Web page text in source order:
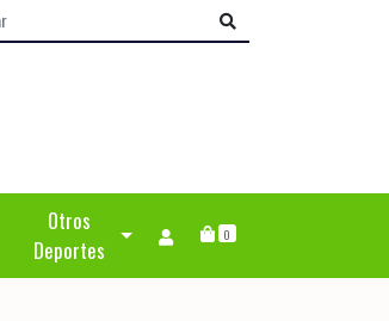
Otros
Deportes
0